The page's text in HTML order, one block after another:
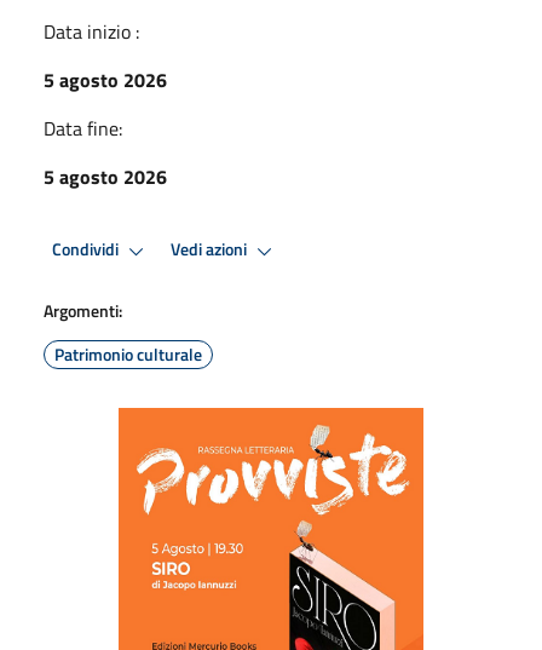
Data inizio :
5 agosto 2026
Data fine:
5 agosto 2026
Condividi Vedi azioni
Argomenti:
Patrimonio culturale